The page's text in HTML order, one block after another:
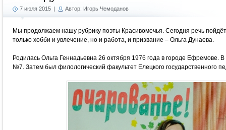
7 июля 2015 | Автор: Игорь Чемоданов
Мы продолжаем нашу рубрику поэты Красивомечья. Сегодня речь
только хобби и увлечение, но и работа, и призвание – Ольга Дунаева.
Родилась Ольга Геннадьевна 26 октября 1976 года в городе Ефремове.
№7. Затем был филологический факультет Елецкого государственного